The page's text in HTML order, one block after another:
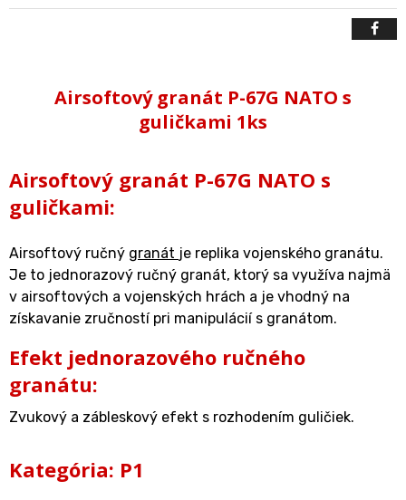
Airsoftový granát P-67G NATO s
guličkami 1ks
Airsoftový granát P-67G NATO s
guličkami:
Airsoftový ručný granát je replika vojenského granátu.
Je to jednorazový ručný granát, ktorý sa využíva najmä
v airsoftových a vojenských hrách a je vhodný na
získavanie zručností pri manipulácií s granátom.
Efekt jednorazového ručného
granátu:
Zvukový a zábleskový efekt s rozhodením guličiek.
Kategória: P1